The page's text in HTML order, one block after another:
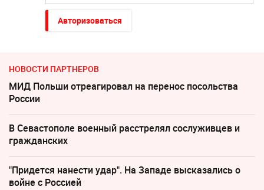
Авторизоваться
НОВОСТИ ПАРТНЕРОВ
МИД Польши отреагировал на перенос посольства
России
В Севастополе военный расстрелял сослуживцев и
гражданских
"Придется нанести удар". На Западе высказались о
войне с Россией